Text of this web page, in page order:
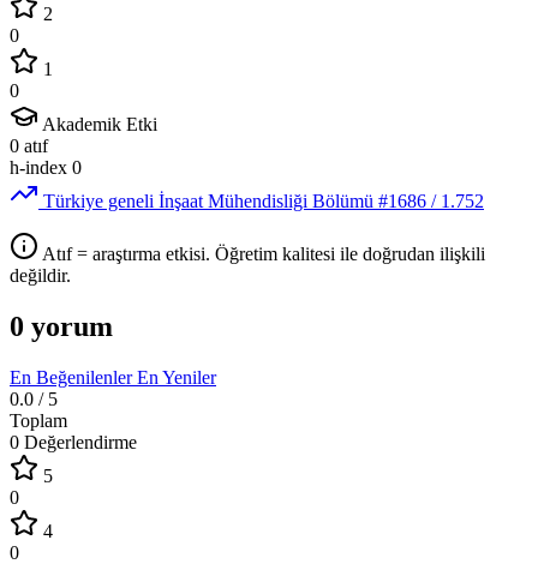
2
0
1
0
Akademik Etki
0 atıf
h-index 0
Türkiye geneli İnşaat Mühendisliği Bölümü #1686 / 1.752
Atıf = araştırma etkisi. Öğretim kalitesi ile doğrudan ilişkili
değildir.
0 yorum
En BeğenilenlerEn Yeniler
0.0 / 5
Toplam
0 Değerlendirme
5
0
4
0